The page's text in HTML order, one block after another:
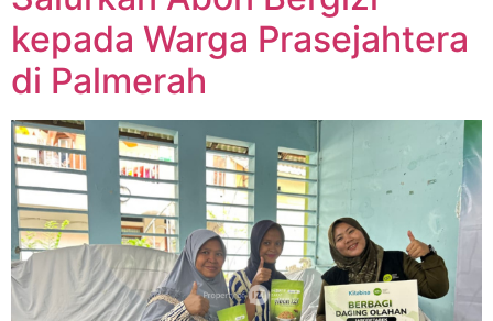
kepada Warga Prasejahtera
di Palmerah